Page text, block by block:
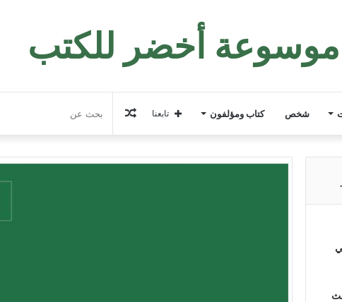
موسوعة أخضر للكتب
شخص كتاب ومؤلفون مقال
عشوائي
تابعنا